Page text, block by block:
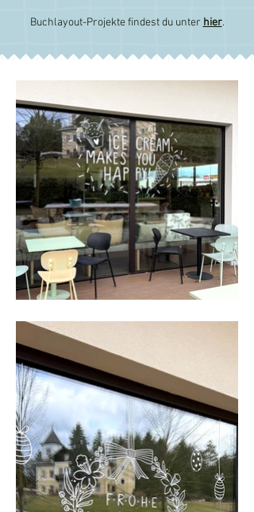
Buchlayout-Projekte findest du unter hier.